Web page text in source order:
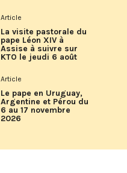
Article
La visite pastorale du
pape Léon XIV à
Assise à suivre sur
KTO le jeudi 6 août
Article
Le pape en Uruguay,
Argentine et Pérou du
6 au 17 novembre
2026